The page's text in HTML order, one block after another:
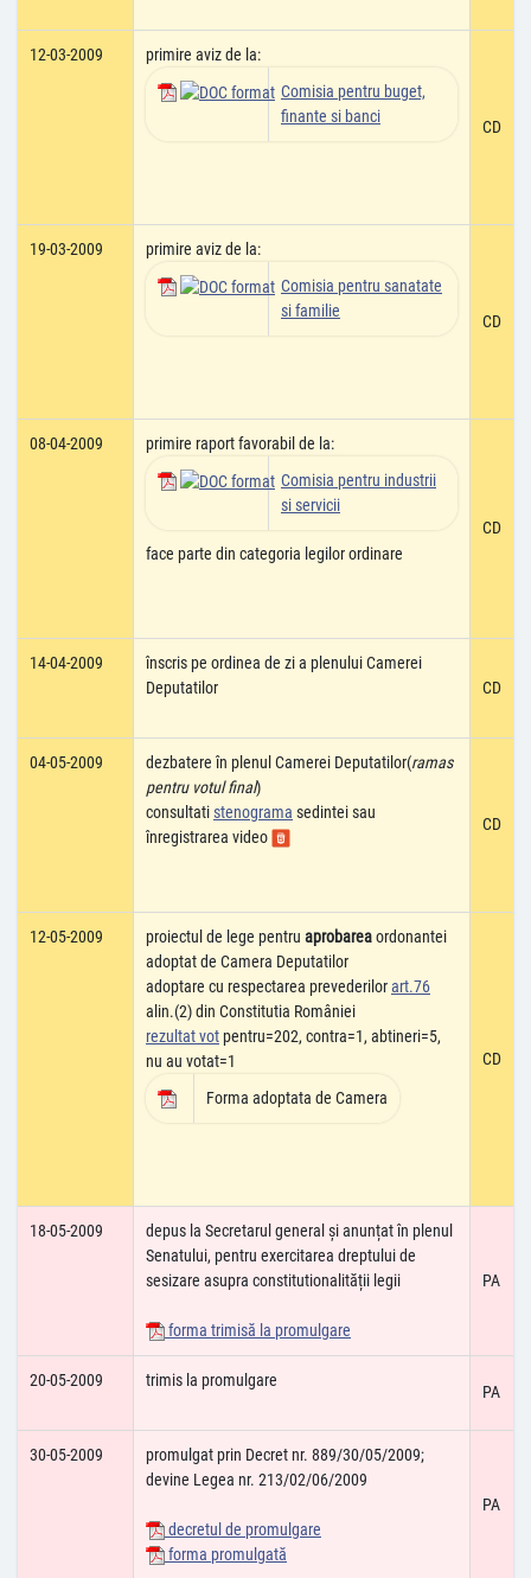
12-03-2009
primire aviz de la:
Comisia pentru buget,
finante si banci
CD
19-03-2009
primire aviz de la:
Comisia pentru sanatate
si familie
CD
08-04-2009
primire raport favorabil de la:
Comisia pentru industrii
si servicii
face parte din categoria legilor ordinare
CD
14-04-2009
înscris pe ordinea de zi a plenului Camerei
Deputatilor
CD
04-05-2009 dezbatere în plenul Camerei Deputatilor(ramas
pentru votul final)
consultatistenograma sedintei sau
înregistrarea video
CD
12-05-2009 proiectul de lege pentru aprobareaordonantei
adoptat de Camera Deputatilor
adoptare cu respectarea prevederilorart.76
alin.(2) din Constitutia României
rezultat vot pentru=202, contra=1, abtineri=5,
nu au votat=1
Forma adoptata de Camera
CD
18-05-2009
depus la Secretarul general și anunțat în plenul
Senatului, pentru exercitarea dreptului de
sesizare asupra constitutionalității legii
forma trimisă la promulgare
PA
20-05-2009 trimis la promulgare
PA
30-05-2009
promulgat prin Decret nr. 889/30/05/2009;
devine Legea nr. 213/02/06/2009
decretul de promulgare
forma promulgată
PA